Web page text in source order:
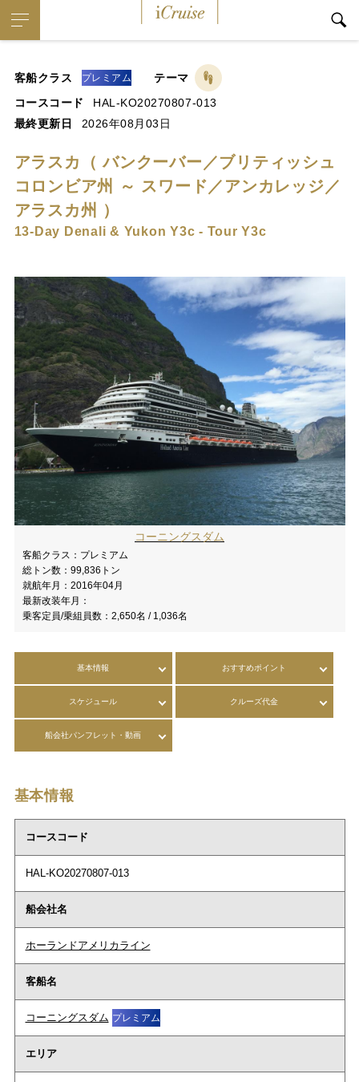
客船クラス プレミアム
テーマ
コースコード
HAL-KO20270807-013
最終更新日
2026年08月03日
アラスカ（ バンクーバー／ブリティッシュ
コロンビア州 ～ スワード／アンカレッジ／
アラスカ州 ）
13-Day Denali & Yukon Y3c - Tour Y3c
コーニングスダム
客船クラス： プレミアム
総トン数： 99,836トン
就航年月： 2016年04月
最新改装年月：
乗客定員/乗組員数： 2,650名 / 1,036名
基本情報 おすすめポイント
スケジュール クルーズ代金
船会社パンフレット・動画
基本情報
コースコード
HAL-KO20270807-013
船会社名
ホーランドアメリカライン
客船名
コーニングスダム プレミアム
エリア